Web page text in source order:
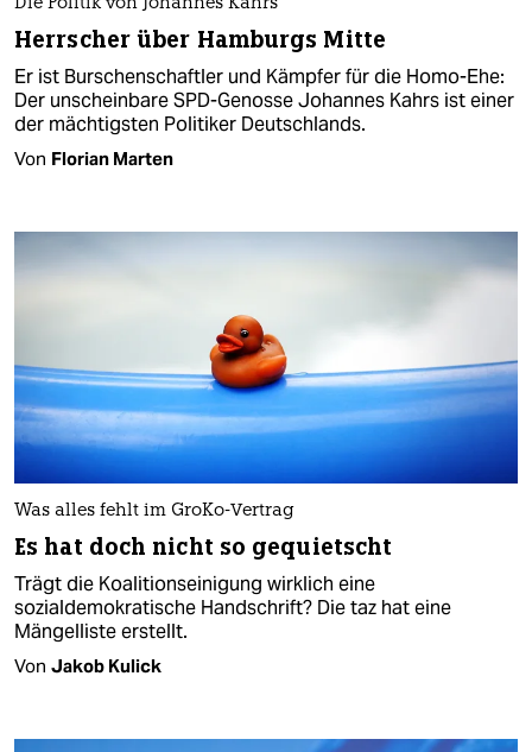
Die Politik von Johannes Kahrs
Herrscher über Hamburgs Mitte
Er ist Burschenschaftler und Kämpfer für die Homo-Ehe:
Der unscheinbare SPD-Genosse Johannes Kahrs ist einer
der mächtigsten Politiker Deutschlands.
Von Florian Marten
Was alles fehlt im GroKo-Vertrag
Es hat doch nicht so gequietscht
Trägt die Koalitionseinigung wirklich eine
sozialdemokratische Handschrift? Die taz hat eine
Mängelliste erstellt.
Von Jakob Kulick